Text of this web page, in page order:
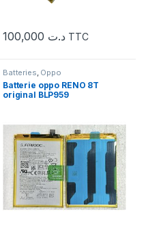
د.ت TTC
Batteries, Oppo
Batterie oppo RENO 8T
original BLP959